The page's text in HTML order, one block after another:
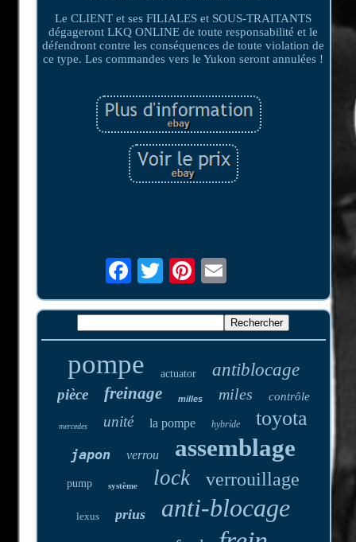
Le CLIENT et ses FILIALES et SOUS-TRAITANTS
dégageront LKQ ONLINE de toute responsabilité et le
défendront contre les conséquences de toute violation de
ce type. Les commandes vers le Yukon seront annulées !
pompe actuator antiblocage
pièce freinage milles miles contrôle
mercedes unité la pompe hybride toyota
japon verrou assemblage
pump système lock verrouillage
lexus prius anti-blocage